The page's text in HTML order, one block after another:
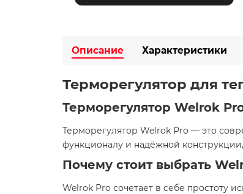
Описание Характеристики
Терморегулятор для
Терморегулятор Welrok
Терморегулятор Welrok Pro — это
функционалу и надёжной
Почему стоит выбрать
Welrok Pro сочетает в себе простоту